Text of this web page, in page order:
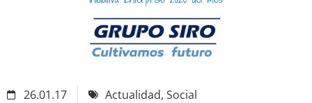
26.01.17 Actualidad, Social